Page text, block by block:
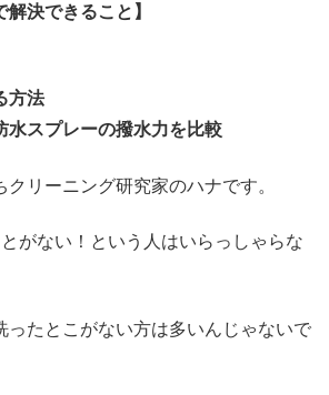
解決できること】
方法
水スプレーの撥水力を比較
クリーニング研究家のハナです。
がない！という人はいらっしゃらな
ったとこがない方は多いんじゃないで